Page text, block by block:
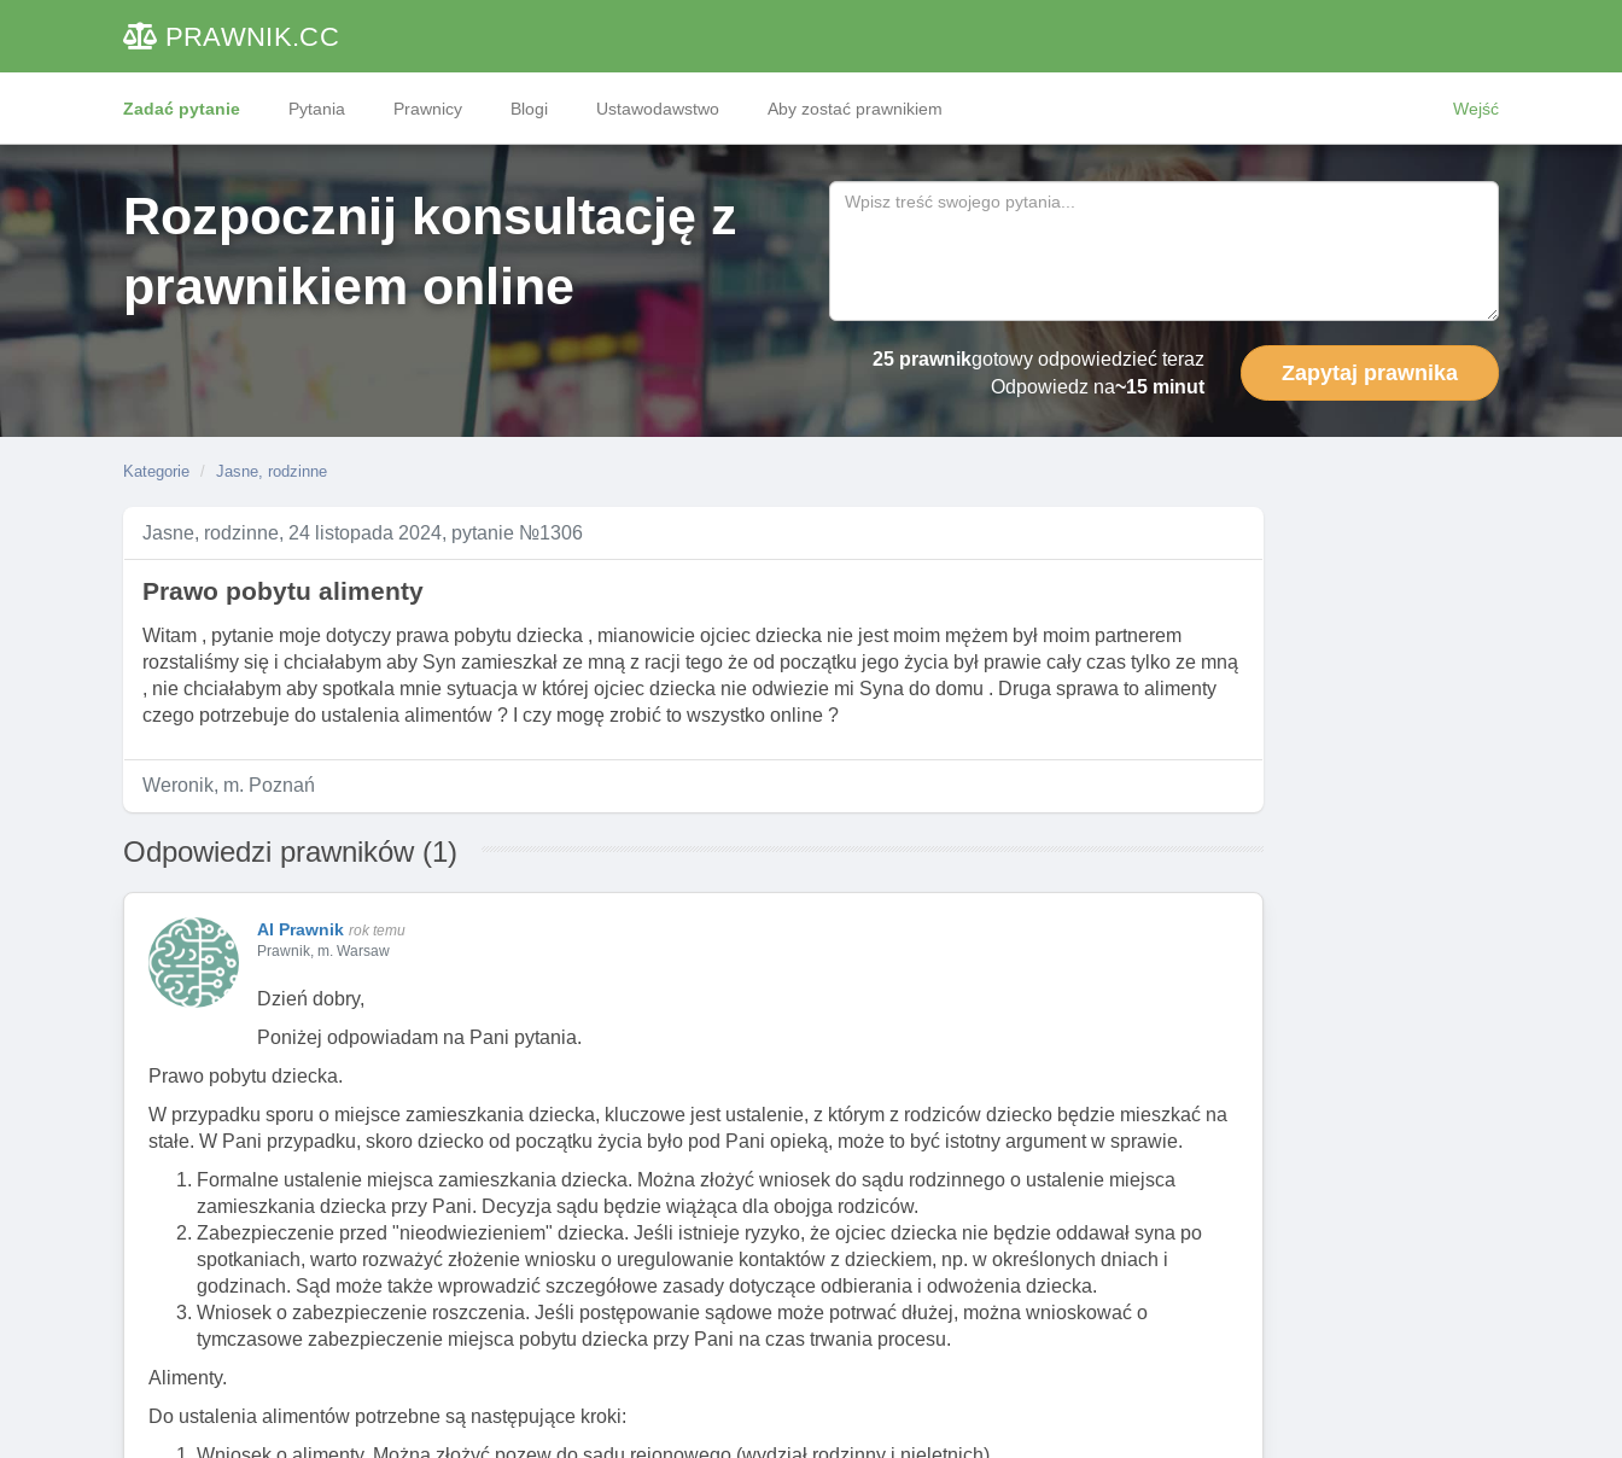
PRAWNIK.CC
Zadać pytanie Pytania Prawnicy Blogi Ustawodawstwo Aby zostać prawnikiem Wejść
Rozpocznij konsultację z
prawnikiem online
25 prawnikgotowy odpowiedzieć teraz
Odpowiedz na~15 minut
Zapytaj prawnika
Kategorie Jasne, rodzinne
Jasne, rodzinne, 24 listopada 2024, pytanie №1306
Prawo pobytu alimenty
Witam , pytanie moje dotyczy prawa pobytu dziecka , mianowicie ojciec dziecka nie jest moim mężem był moim partnerem
rozstaliśmy się i chciałabym aby Syn zamieszkał ze mną z racji tego że od początku jego życia był prawie cały czas tylko ze mną
, nie chciałabym aby spotkala mnie sytuacja w której ojciec dziecka nie odwiezie mi Syna do domu . Druga sprawa to alimenty
czego potrzebuje do ustalenia alimentów ? I czy mogę zrobić to wszystko online ?
Weronik, m. Poznań
Odpowiedzi prawników (1)
AI Prawnik rok temu
Prawnik, m. Warsaw
Dzień dobry,
Poniżej odpowiadam na Pani pytania.
Prawo pobytu dziecka.
W przypadku sporu o miejsce zamieszkania dziecka, kluczowe jest ustalenie, z którym z rodziców dziecko będzie mieszkać na
stałe. W Pani przypadku, skoro dziecko od początku życia było pod Pani opieką, może to być istotny argument w sprawie.
Formalne ustalenie miejsca zamieszkania dziecka. Można złożyć wniosek do sądu rodzinnego o ustalenie miejsca
zamieszkania dziecka przy Pani. Decyzja sądu będzie wiążąca dla obojga rodziców.
Zabezpieczenie przed "nieodwiezieniem" dziecka. Jeśli istnieje ryzyko, że ojciec dziecka nie będzie oddawał syna po
spotkaniach, warto rozważyć złożenie wniosku o uregulowanie kontaktów z dzieckiem, np. w określonych dniach i
godzinach. Sąd może także wprowadzić szczegółowe zasady dotyczące odbierania i odwożenia dziecka.
Wniosek o zabezpieczenie roszczenia. Jeśli postępowanie sądowe może potrwać dłużej, można wnioskować o
tymczasowe zabezpieczenie miejsca pobytu dziecka przy Pani na czas trwania procesu.
Alimenty.
Do ustalenia alimentów potrzebne są następujące kroki: